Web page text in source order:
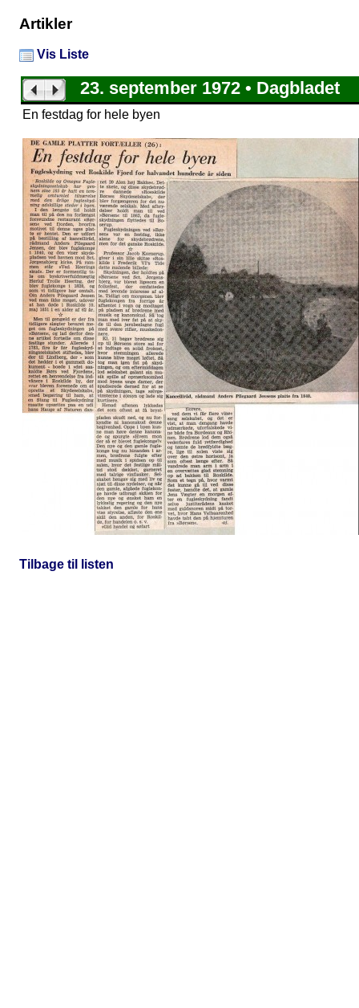
Artikler
Vis Liste
23. september 1972 • Dagbladet
En festdag for hele byen
Tilbage til listen